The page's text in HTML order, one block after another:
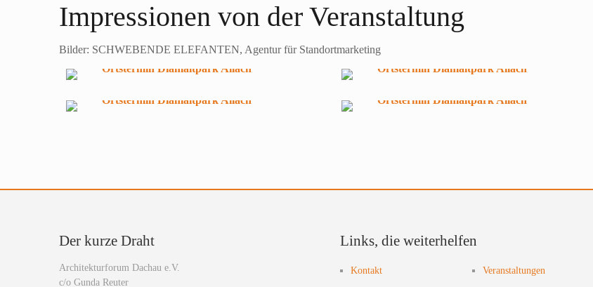
Impressionen von der Veranstaltung
Bilder: SCHWEBENDE ELEFANTEN, Agentur für Standortmarketing
Der kurze Draht
Architekturforum Dachau e.V.
c/o Gunda Reuter
Links, die weiterhelfen
Kontakt
Veranstaltungen